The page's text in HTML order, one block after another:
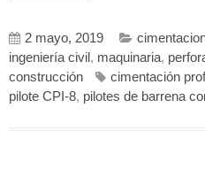
2 mayo, 2019
ingeniería civil , maquinaria,
construcción
cimentación
pilote CPI-8, pilotes de barrena